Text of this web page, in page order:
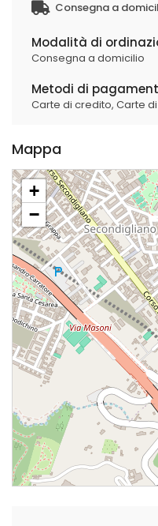
Consegna a
Modalità di
Consegna a domicilio
Metodi di
Carte di credito, Carte
Mappa
+
−